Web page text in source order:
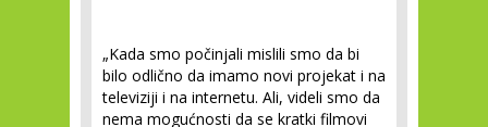
„Kada smo počinjali mislili smo da bi
bilo odlično da imamo novi projekat i na
televiziji i na internetu. Ali, videli smo da
nema mogućnosti da se kratki filmovi